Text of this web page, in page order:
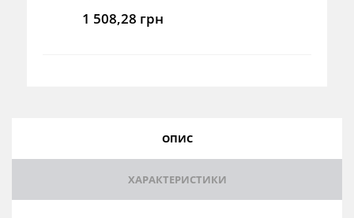
1 508,28 грн
ОПИС
ХАРАКТЕРИСТИКИ